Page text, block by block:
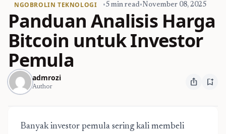
NGOBROLIN TEKNOLOGI •5 min read•November 08, 2025
Panduan Analisis Harga
Bitcoin untuk Investor
Pemula
admrozi
Author ios_share bookmark_add
Banyak investor pemula sering kali membeli